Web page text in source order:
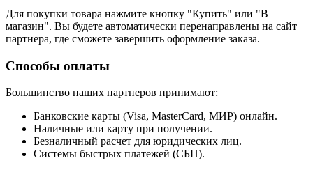
Для покупки товара нажмите кнопку "Купить" или "В
магазин". Вы будете автоматически перенаправлены на сайт
партнера, где сможете завершить оформление заказа.
Способы оплаты
Большинство наших партнеров принимают:
Банковские карты (Visa, MasterCard, МИР) онлайн.
Наличные или карту при получении.
Безналичный расчет для юридических лиц.
Системы быстрых платежей (СБП).